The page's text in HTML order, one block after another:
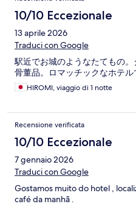
10/10 Eccezionale
13 aprile 2026
Traduci con Google
駅近でお城のようなたてもの
骨董品。ロマッチックなホテル
HIROMI, viaggio di 1 notte
Recensione verificata
10/10 Eccezionale
7 gennaio 2026
Traduci con Google
Gostamos muito do hotel ,
café da manhã .